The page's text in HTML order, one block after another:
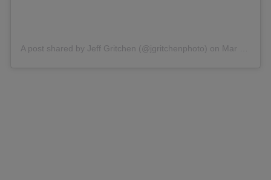
A post shared by Jeff Gritchen (@jgritchenphoto) on Mar 16, 2020 at 8:00pm PDT